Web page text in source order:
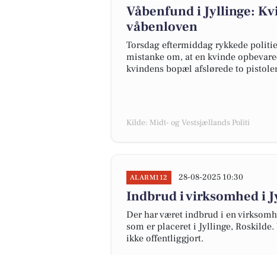
Våbenfund i Jyllinge:
våbenloven
Torsdag eftermiddag rykkede
mistanke om, at en kvinde
kvindens bopæl afslørede to
Kilde: Midt- og Vestsjællands Politi
ALARM112 28-08-2025 10:30
Indbrud i virksomhed i
Der har været indbrud i en
som er placeret i Jyllinge,
ikke offentliggjort.